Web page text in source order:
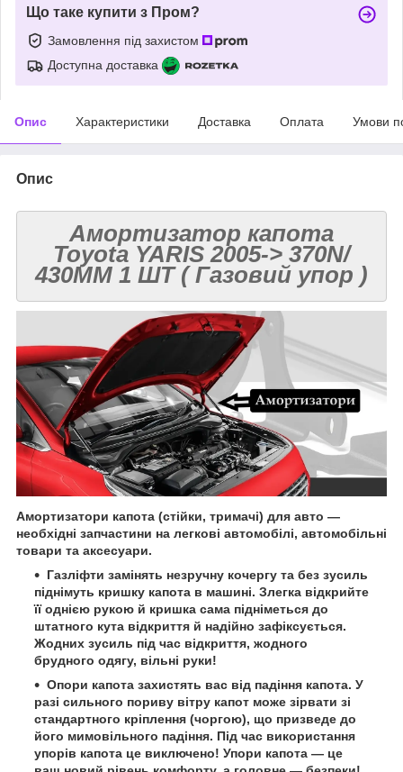
Що таке купити з Пром?
Замовлення під захистом
Доступна доставка
Опис Характеристики Доставка Оплата Умови
Опис
Амортизатор капота
Toyota YARIS 2005-> 370N/
430MM 1 ШТ ( Газовий упор )
Амортизатори капота (стійки, тримачі) для авто —
необхідні запчастини на легкові автомобілі, автомобільні
товари та аксесуари.
Газліфти замінять незручну кочергу та без зусиль
піднімуть кришку капота в машині. Злегка відкрийте
її однією рукою й кришка сама підніметься до
штатного кута відкриття й надійно зафіксується.
Жодних зусиль під час відкриття, жодного
брудного одягу, вільні руки!
Опори капота захистять вас від падіння капота. У
разі сильного пориву вітру капот може зірвати зі
стандартного кріплення (чоргою), що призведе до
його мимовільного падіння. Під час використання
упорів капота це виключено! Упори капота — це